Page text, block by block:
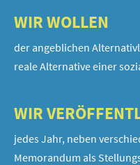
WIR WOLLEN
der angeblichen
reale Alternative einer
WIR
jedes Jahr, neben
Memorandum als